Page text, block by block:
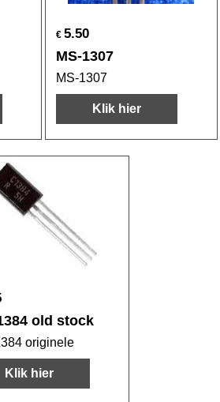
€ 5.50
MS-1307
MS-1307
Klik hier
old stock
originele
Klik hier